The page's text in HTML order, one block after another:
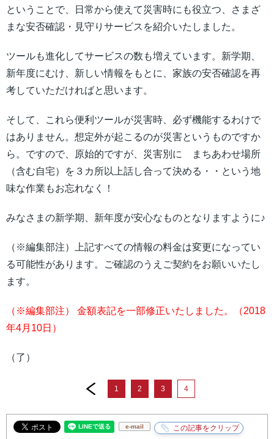
ということで、日常から使えて災害時にも役立つ、さまざ
まな安否確認・見守りサービスを紹介いたしました。
ツールも進化してサービスの数も増えています。新学期、
新年度にむけ、新しい情報をもとに、家族の安否確認を再
考していただければと思います。
そして、これら便利ツールが災害時、必ず機能するわけで
はありません。想定外が起こるのが災害というものですか
ら。ですので、原始的ですが、災害別に まちあわせ場所
（含む自宅）を３カ所以上話し合って決める・・という地
味な作業もお忘れなく！
みなさまの新学期、新年度が安心なものとなりますように♪
（※編集部注）上記すべての情報の︎料金は変更になってい
る可能性があります。ご確認のうえご契約をお願いいたし
ます。
（※編集部注） 金額表記を一部修正いたしました。（2018
年4月10日）
（了）
prev
1 2 3 4
e-mail